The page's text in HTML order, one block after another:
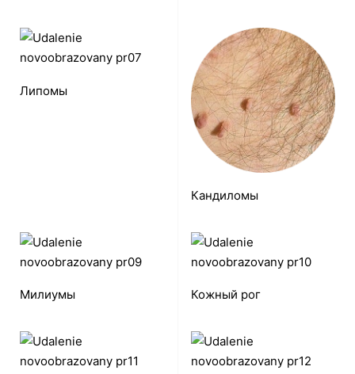
Липомы
Кандиломы
Милиумы Кожный рог